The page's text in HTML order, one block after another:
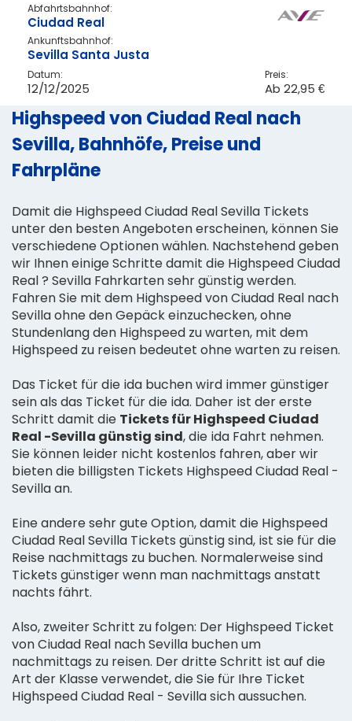
Abfahrtsbahnhof:
Ciudad Real
Ankunftsbahnhof:
Sevilla Santa Justa
Datum:
12/12/2025
Preis:
Ab 22,95 €
Highspeed von Ciudad Real nach
Sevilla, Bahnhöfe, Preise und
Fahrpläne
Damit die Highspeed Ciudad Real Sevilla Tickets
unter den besten Angeboten erscheinen, können Sie
verschiedene Optionen wählen. Nachstehend geben
wir Ihnen einige Schritte damit die Highspeed Ciudad
Real ? Sevilla Fahrkarten sehr günstig werden.
Fahren Sie mit dem Highspeed von Ciudad Real nach
Sevilla ohne den Gepäck einzuchecken, ohne
Stundenlang den Highspeed zu warten, mit dem
Highspeed zu reisen bedeutet ohne warten zu reisen.
Das Ticket für die ida buchen wird immer günstiger
sein als das Ticket für die ida. Daher ist der erste
Schritt damit die Tickets für Highspeed Ciudad
Real -Sevilla günstig sind, die ida Fahrt nehmen.
Sie können leider nicht kostenlos fahren, aber wir
bieten die billigsten Tickets Highspeed Ciudad Real -
Sevilla an.
Eine andere sehr gute Option, damit die Highspeed
Ciudad Real Sevilla Tickets günstig sind, ist sie für die
Reise nachmittags zu buchen. Normalerweise sind
Tickets günstiger wenn man nachmittags anstatt
nachts fährt.
Also, zweiter Schritt zu folgen: Der Highspeed Ticket
von Ciudad Real nach Sevilla buchen um
nachmittags zu reisen. Der dritte Schritt ist auf die
Art der Klasse verwendet, die Sie für Ihre Ticket
Highspeed Ciudad Real - Sevilla sich aussuchen.